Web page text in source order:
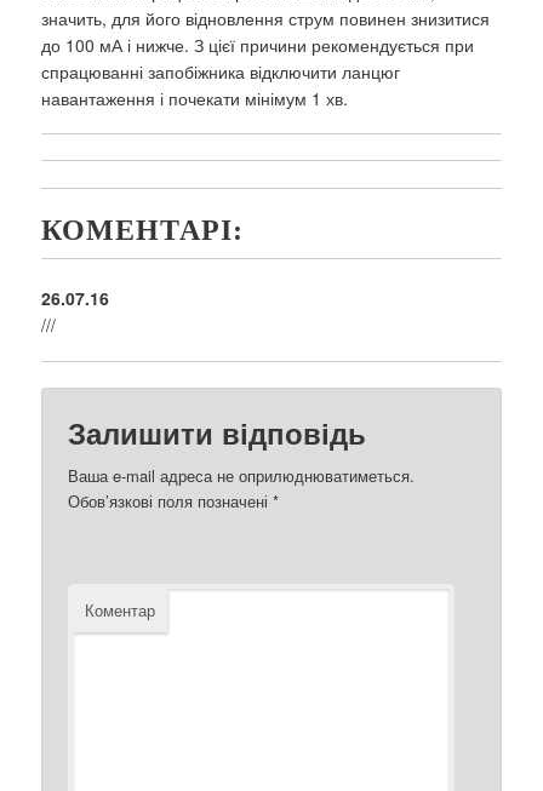
значить, для його відновлення струм повинен знизитися
до 100 мА і нижче. З цієї причини рекомендується при
спрацюванні запобіжника відключити ланцюг
навантаження і почекати мінімум 1 хв.
КОМЕНТАРІ:
26.07.16
///
Залишити відповідь
Ваша e-mail адреса не оприлюднюватиметься.
Обов’язкові поля позначені*
Коментар